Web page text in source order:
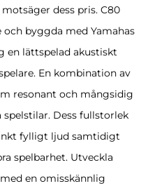
dess pris. C80
och byggda med Yamahas
en lättspelad akustiskt
En kombination av
resonant och mångsidig
Dess fullstorlek
fylligt ljud samtidigt
spelbarhet. Utveckla
en omisskännlig